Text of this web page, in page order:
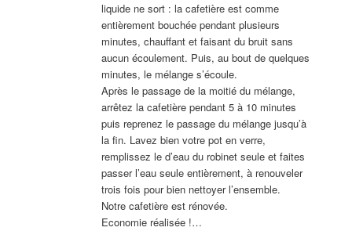
liquide ne sort : la cafetière est comme
entièrement bouchée pendant plusieurs
minutes, chauffant et faisant du bruit sans
aucun écoulement. Puis, au bout de quelques
minutes, le mélange s’écoule.
Après le passage de la moitié du mélange,
arrêtez la cafetière pendant 5 à 10 minutes
puis reprenez le passage du mélange jusqu’à
la fin. Lavez bien votre pot en verre,
remplissez le d’eau du robinet seule et faites
passer l’eau seule entièrement, à renouveler
trois fois pour bien nettoyer l’ensemble.
Notre cafetière est rénovée.
Economie réalisée !…